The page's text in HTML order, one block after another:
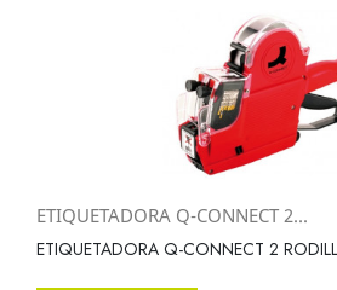
ETIQUETADORA Q-CONNECT 2...
ETIQUETADORA Q-CONNECT 2